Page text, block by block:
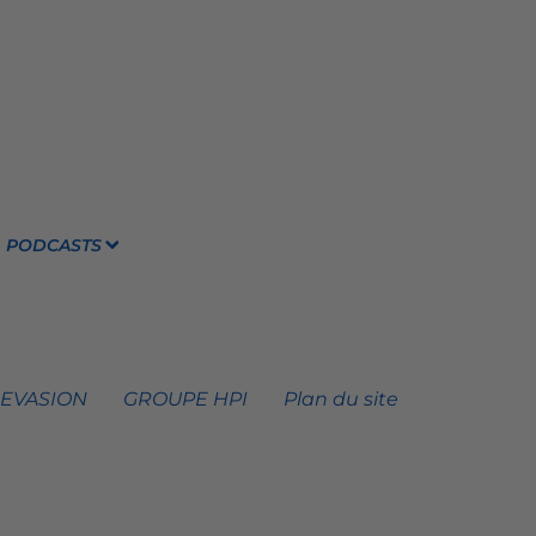
PODCASTS
GROUPE HPI Plan du site